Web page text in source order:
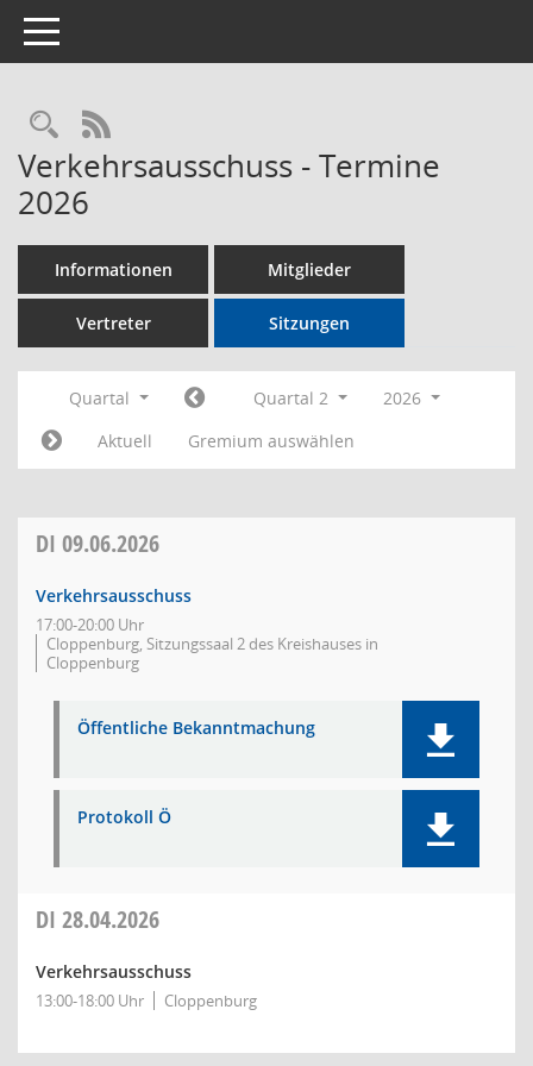
Toggle navigation
Rechercheauswahl
RSS-Feed
Verkehrsausschuss - Termine
2026
Informationen Mitglieder
Vertreter Sitzungen
Quartal Quartal 2
2026
Aktuell
Gremium auswählen
DI 09.06.2026
Verkehrsausschuss
17:00-20:00 Uhr
Cloppenburg, Sitzungssaal 2 des Kreishauses in
Cloppenburg
Öffentliche Bekanntmachung
Protokoll Ö
DI 28.04.2026
Verkehrsausschuss
13:00-18:00 Uhr Cloppenburg